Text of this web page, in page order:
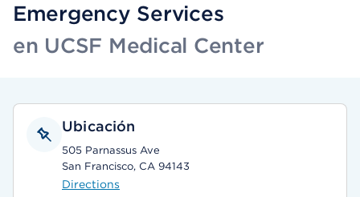
Emergency Services
en UCSF Medical Center
Ubicación
505 Parnassus Ave
San Francisco, CA 94143
Directions